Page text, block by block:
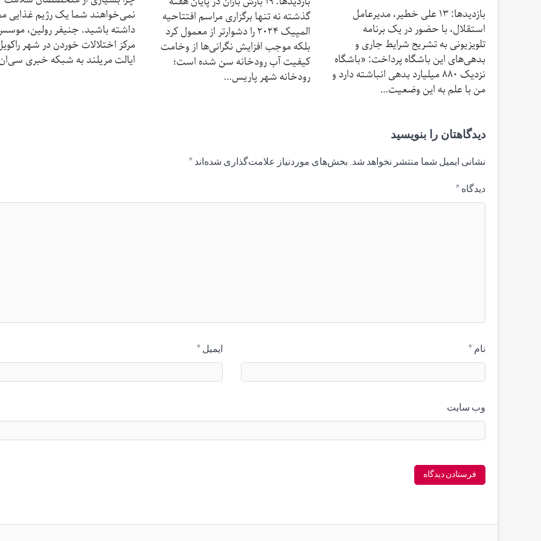
بازدیدها: 13 علی خطیر، مدیرعامل
استقلال، با حضور در یک برنامه
تلویزیونی به تشریح شرایط جاری و
بدهی‌های این باشگاه پرداخت: «باشگاه
نزدیک ۸۸۰ میلیارد بدهی انباشته دارد و
من با علم به این وضعیت…
گذشته نه تنها برگزاری مراسم افتتاحیه
المپیک ۲۰۲۴ را دشوارتر از معمول کرد
بلکه موجب افزایش نگرانی‌ها از وخامت
کیفیت آب رودخانه سن شده است؛
رودخانه شهر پاریس…
نمی‌خواهند شما یک رژیم غذایی
داشته باشید. جنیفر رولین،
مرکز اختلالات خوردن در شهر
ایالت مریلند به شبکه خبری
دیدگاهتان را بنویسید
نشانی ایمیل شما منتشر نخواهد شد. بخش‌های موردنیاز علامت‌گذاری شده‌اند *
دیدگاه *
نام * ایمیل *
وب‌ سایت